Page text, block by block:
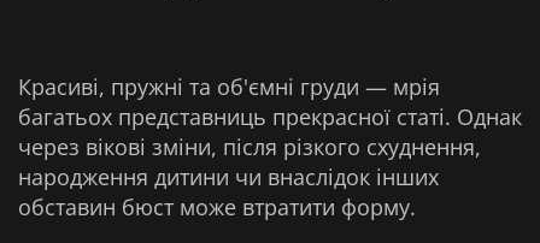
Красиві, пружні та об'ємні груди — мрія
багатьох представниць прекрасної статі. Однак
через вікові зміни, після різкого схуднення,
народження дитини чи внаслідок інших
обставин бюст може втратити форму.